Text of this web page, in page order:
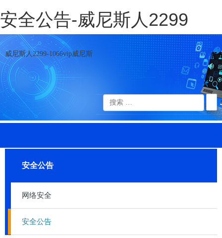
安全公告-威尼斯人2299
威尼斯人2299-1066vip威尼斯
安全公告
网络安全
安全公告